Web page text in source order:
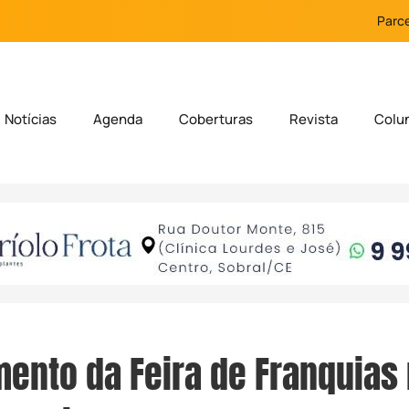
Notícias Agenda Coberturas Revista
da Feira de